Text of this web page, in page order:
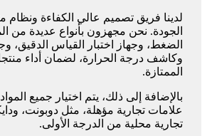
لدينا فريق تصميم عالي الكفاءة ونظام
الجودة. نحن مجهزون بأنواع عديدة من
الضغط، وجهاز اختبار القياس الدقيق،
وكاشف درجة الحرارة، لضمان أداء
الممتازة.
بالإضافة إلى ذلك، يتم اختيار جميع
علامات تجارية مؤهلة، مثل دوبونت،
تجارية محلية من الدرجة الأولى.